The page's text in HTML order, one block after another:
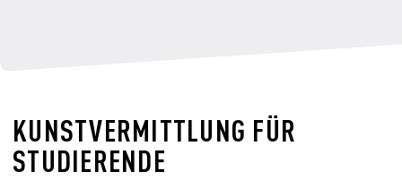
KUNSTVERMITTLUNG FÜR
STUDIERENDE